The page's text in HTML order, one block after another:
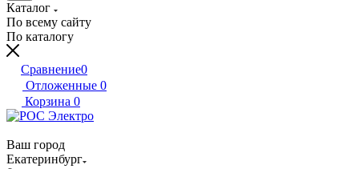
Каталог
По всему сайту
По каталогу
Сравнение0
Отложенные 0
Корзина 0
Ваш город
Екатеринбург